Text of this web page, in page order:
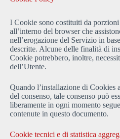
I Cookie sono costituiti da
all’interno del browser che
nell’erogazione del Servizio in
descritte. Alcune delle finalità di
Cookie potrebbero, inoltre,
dell’Utente.
Quando l’installazione di Cookies
del consenso, tale consenso può
liberamente in ogni momento
contenute in questo documento.
Cookie tecnici e di statistica